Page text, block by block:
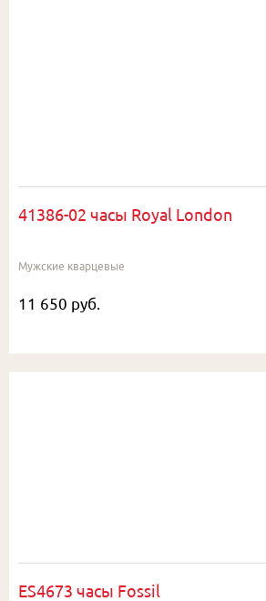
41386-02 часы Royal London
Мужские кварцевые
11 650 руб.
ES4673 часы Fossil